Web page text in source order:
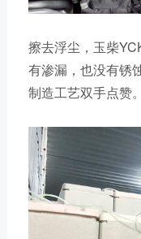
擦去浮尘，玉柴
有渗漏，也没有锈
制造工艺双手点赞。